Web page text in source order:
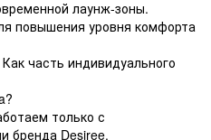
лаунж-зоны.
повышения уровня комфорта
часть индивидуального
только с
бренда Desiree.